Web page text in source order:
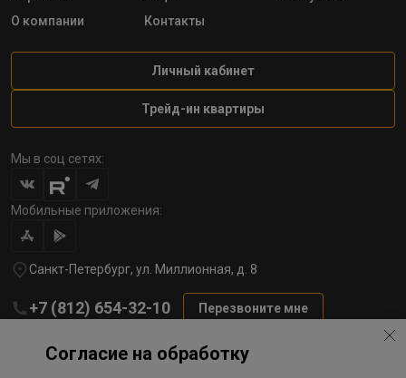
О компании
Контакты
Личный кабинет
Трейд-ин квартиры
Мы в соц сетях:
Мобильные приложения:
Санкт-Петербург, ул. Миллионная, д. 8
+7 (812) 654-32-10 Перезвоните мне
Согласие на обработку